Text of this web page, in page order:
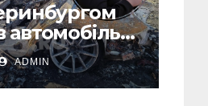
автомобіль
дронів
ADMIN